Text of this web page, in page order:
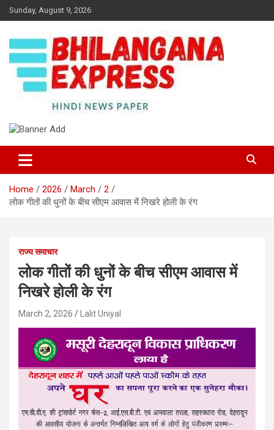
Skip
to
Sunday, August 9, 2026
Bhilangana Express
Home 2026 March
2
लोक गीतों की धुनों के बीच सीएम आवास में निखरे होली के रंग
राज्य समाचार
लोक गीतों की धुनों के बीच सीएम आवास में
निखरे होली के रंग
March 2, 2026 Lalit Uniyal